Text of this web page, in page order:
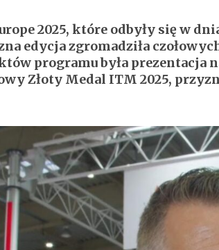
2025, które odbyły się w
edycja zgromadziła
programu była prezentacja
Złoty Medal ITM 2025,